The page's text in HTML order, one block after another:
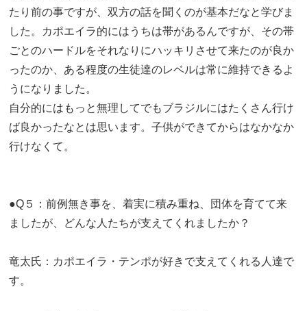
たり前の事ですが、双方の話を聞くのが基本だなと学びま
した。カポエイラ的にはうちは帯があるんですが、その帯
ごとのハードルをそれなりにハッキリさせて来たのが良か
ったのか、ある程度の生徒達のレベルは常に維持できるよ
うになりました。
自分的にはもっと無理してでもブラジルにはたくさん行け
ば良かったなとは思います。子供ができてからはなかなか
行けなくて。
●Q５：前例無き事を、着実に積み重ね、団体を育てて来
ましたが、どんな人たちが支えてくれましたか？
竜太氏：カポエイラ・テンポが好きで支えてくれる人達で
す。